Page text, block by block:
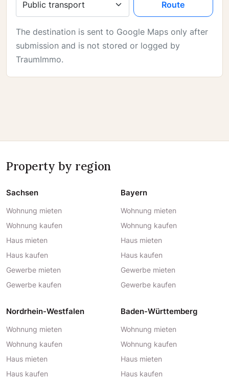
Route
The destination is sent to Google Maps only after
submission and is not stored or logged by
TraumImmo.
Property by region
Sachsen
Wohnung mieten
Wohnung kaufen
Haus mieten
Haus kaufen
Gewerbe mieten
Gewerbe kaufen
Bayern
Wohnung mieten
Wohnung kaufen
Haus mieten
Haus kaufen
Gewerbe mieten
Gewerbe kaufen
Nordrhein-Westfalen
Wohnung mieten
Wohnung kaufen
Haus mieten
Haus kaufen
Baden-Württemberg
Wohnung mieten
Wohnung kaufen
Haus mieten
Haus kaufen